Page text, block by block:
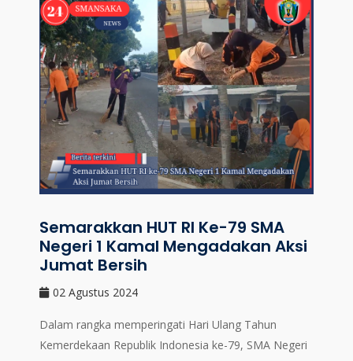
Semarakkan HUT RI Ke-79 SMA
Negeri 1 Kamal Mengadakan Aksi
Jumat Bersih
02 Agustus 2024
Dalam rangka memperingati Hari Ulang Tahun
Kemerdekaan Republik Indonesia ke-79, SMA Negeri